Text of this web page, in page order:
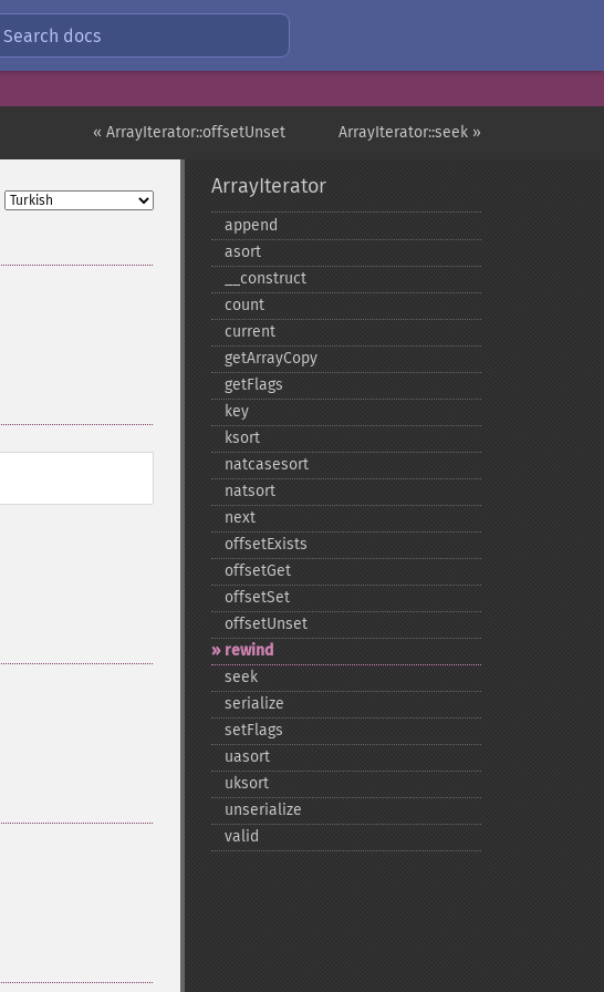
Search docs
ArrayIterator::seek »
« ArrayIterator::offsetUnset
ArrayIterator
append
asort
_​_​construct
count
current
getArrayCopy
getFlags
key
ksort
natcasesort
natsort
next
offsetExists
offsetGet
offsetSet
offsetUnset
rewind
seek
serialize
setFlags
uasort
uksort
unserialize
valid